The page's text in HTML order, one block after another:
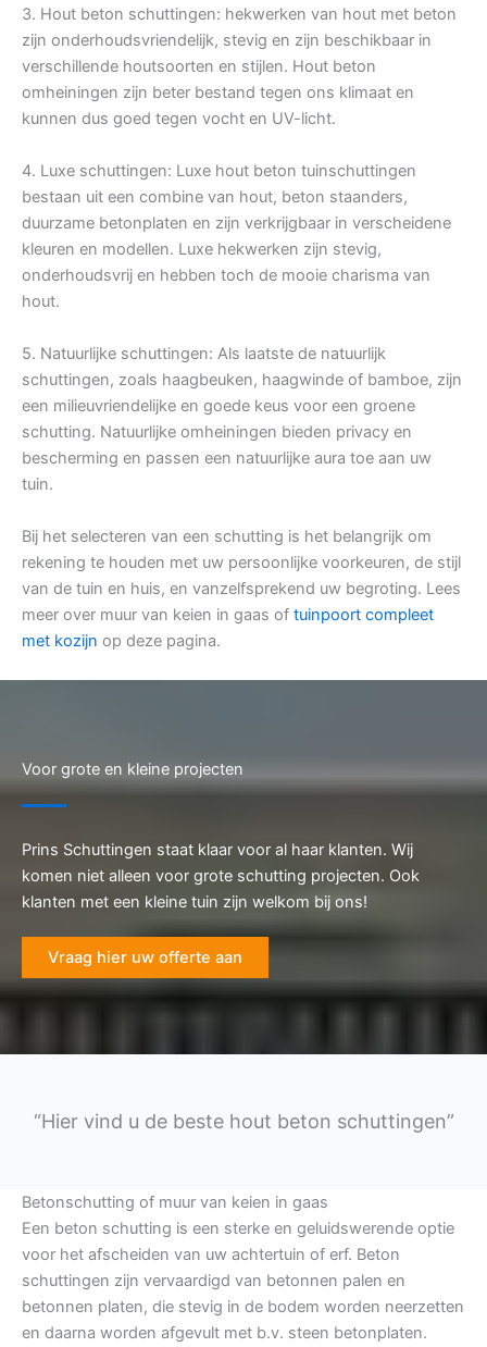
3. Hout beton schuttingen: hekwerken van hout met beton
zijn onderhoudsvriendelijk, stevig en zijn beschikbaar in
verschillende houtsoorten en stijlen. Hout beton
omheiningen zijn beter bestand tegen ons klimaat en
kunnen dus goed tegen vocht en UV-licht.
4. Luxe schuttingen: Luxe hout beton tuinschuttingen
bestaan uit een combine van hout, beton staanders,
duurzame betonplaten en zijn verkrijgbaar in verscheidene
kleuren en modellen. Luxe hekwerken zijn stevig,
onderhoudsvrij en hebben toch de mooie charisma van
hout.
5. Natuurlijke schuttingen: Als laatste de natuurlijk
schuttingen, zoals haagbeuken, haagwinde of bamboe, zijn
een milieuvriendelijke en goede keus voor een groene
schutting. Natuurlijke omheiningen bieden privacy en
bescherming en passen een natuurlijke aura toe aan uw
tuin.
Bij het selecteren van een schutting is het belangrijk om
rekening te houden met uw persoonlijke voorkeuren, de stijl
van de tuin en huis, en vanzelfsprekend uw begroting. Lees
meer over muur van keien in gaas of tuinpoort compleet
met kozijn op deze pagina.
Voor grote en kleine projecten
Prins Schuttingen staat klaar voor al haar klanten. Wij
komen niet alleen voor grote schutting projecten. Ook
klanten met een kleine tuin zijn welkom bij ons!
Vraag hier uw offerte aan
“Hier vind u de beste hout beton schuttingen”
Betonschutting of muur van keien in gaas
Een beton schutting is een sterke en geluidswerende optie
voor het afscheiden van uw achtertuin of erf. Beton
schuttingen zijn vervaardigd van betonnen palen en
betonnen platen, die stevig in de bodem worden neerzetten
en daarna worden afgevult met b.v. steen betonplaten.